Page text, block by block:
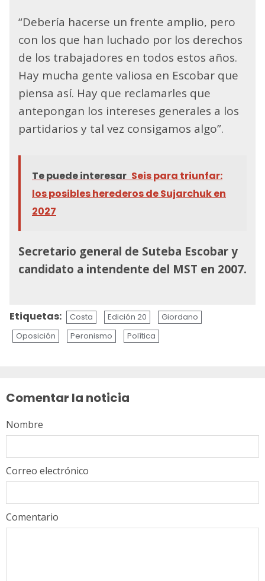
“Debería hacerse un frente amplio, pero
con los que han luchado por los derechos
de los trabajadores en todos estos años.
Hay mucha gente valiosa en Escobar que
piensa así. Hay que reclamarles que
antepongan los intereses generales a los
partidarios y tal vez consigamos algo”.
Te puede interesar Seis para triunfar:
los posibles herederos de Sujarchuk en
2027
Secretario general de Suteba Escobar y
candidato a intendente del MST en 2007.
Etiquetas: Costa Edición 20
Giordano
Oposición
Peronismo Política
Comentar la noticia
Comentario
Nombre
Correo electrónico